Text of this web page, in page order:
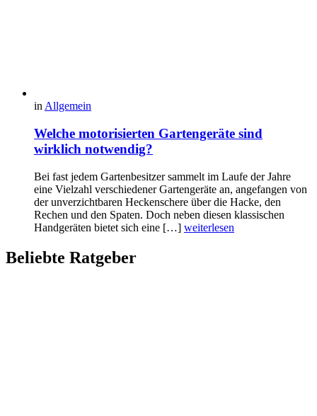
in Allgemein
Welche motorisierten Gartengeräte sind
wirklich notwendig?
Bei fast jedem Gartenbesitzer sammelt im Laufe der Jahre
eine Vielzahl verschiedener Gartengeräte an, angefangen von
der unverzichtbaren Heckenschere über die Hacke, den
Rechen und den Spaten. Doch neben diesen klassischen
Handgeräten bietet sich eine […] weiterlesen
Beliebte Ratgeber